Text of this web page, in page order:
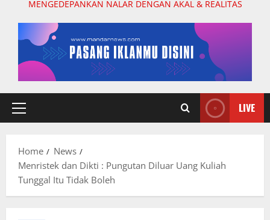
MENGEDEPANKAN NALAR DENGAN AKAL & REALITAS
Primary
LIVE
Home
News
Menristek dan Dikti : Pungutan Diluar Uang Kuliah
Tunggal Itu Tidak Boleh